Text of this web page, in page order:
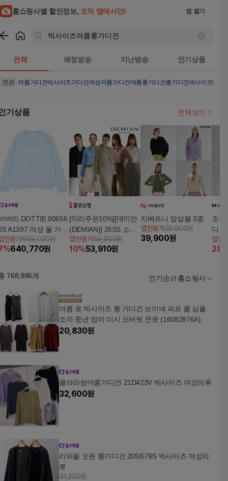
홈쇼핑사별 할인정보, 오직 앱에서만! 앱 열기
전체 예정방송 지난방송 인기상품
연관 여름가디건빅사이즈가디건 여성여름가디건 여름롱가디건롱가디건 빅사이즈여성
기상품 전체보기
버리 DOTTIE 80656
A1397 여성 울 가디
오버사이즈핏
전용가689,000원
%640,770원
[미리주문10%][데미안
(DEMIAN)] 26SS 소프
트 브리즈 Sheer 크링
클 블라우스 3종 + 탑
앱전용가59,900원
10%53,910원
지베르니 앙상블 3종
앱전용가39,900원
39,900원
조이
디건
앱전
28
768,986개 인기순 홈쇼핑사
여름 옷 빅사이즈 롱 가디건 브이넥 퍼프 쿨 심플
조끼 중년 엄마 미시 오버핏 큰옷 (16082876A)
20,830원
클라라썸머쿨가디건 21D423V 빅사이즈 여성의류
32,600원
리퍼플 오픈 롱가디건 205I576S 빅사이즈 여성의
류
41,200원